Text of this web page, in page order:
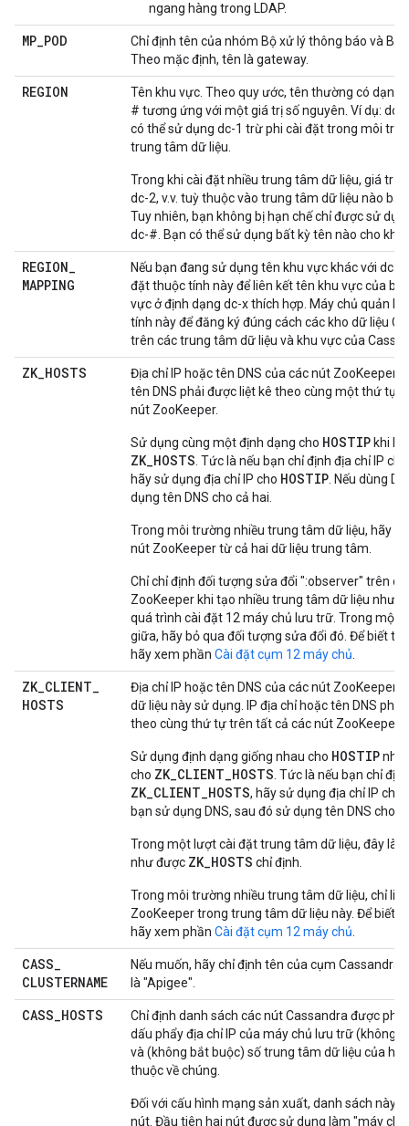
ngang hàng trong LDAP.
MP_POD
Chỉ định tên của nhóm Bộ xử lý thông báo và Bộ
Theo mặc định, tên là gateway.
REGION
Tên khu vực. Theo quy ước, tên thường có dạng
# tương ứng với một giá trị số nguyên. Ví dụ: dc-
có thể sử dụng dc-1 trừ phi cài đặt trong môi
trung tâm dữ liệu.
Trong khi cài đặt nhiều trung tâm dữ liệu, giá trị
dc-2, v.v. tuỳ thuộc vào trung tâm dữ liệu nào
Tuy nhiên, bạn không bị hạn chế chỉ được sử
dc-#. Bạn có thể sử dụng bất kỳ tên nào cho khu
REGION_
MAPPING
Nếu bạn đang sử dụng tên khu vực khác với dc-1,
đặt thuộc tính này để liên kết tên khu vực của
vực ở định dạng dc-x thích hợp. Máy chủ quản lý
tính này để đăng ký đúng cách các kho dữ liệu
trên các trung tâm dữ liệu và khu vực của
ZK_HOSTS
Địa chỉ IP hoặc tên DNS của các nút ZooKeeper.
tên DNS phải được liệt kê theo cùng một thứ tự
nút ZooKeeper.
Sử dụng cùng một định dạng cho HOSTIP khi
ZK_HOSTS . Tức là nếu bạn chỉ định địa chỉ IP
hãy sử dụng địa chỉ IP cho HOSTIP . Nếu dùng
dụng tên DNS cho cả hai.
Trong môi trường nhiều trung tâm dữ liệu, hãy
nút ZooKeeper từ cả hai dữ liệu trung tâm.
Chỉ chỉ định đối tượng sửa đổi ":observer" trên
ZooKeeper khi tạo nhiều trung tâm dữ liệu như
quá trình cài đặt 12 máy chủ lưu trữ. Trong một
giữa, hãy bỏ qua đối tượng sửa đổi đó. Để biết
hãy xem phần Cài đặt cụm 12 máy chủ
ZK_CLIENT_
HOSTS
Địa chỉ IP hoặc tên DNS của các nút ZooKeeper
dữ liệu này sử dụng. IP địa chỉ hoặc tên DNS
theo cùng thứ tự trên tất cả các nút ZooKeeper.
Sử dụng định dạng giống nhau cho HOSTIPnhư
cho ZK_CLIENT_HOSTS . Tức là nếu bạn chỉ
ZK_CLIENT_HOSTS, hãy sử dụng địa chỉ IP cho
bạn sử dụng DNS, sau đó sử dụng tên DNS cho
Trong một lượt cài đặt trung tâm dữ liệu, đây là
như được ZK_HOSTS chỉ định.
Trong môi trường nhiều trung tâm dữ liệu, chỉ
ZooKeeper trong trung tâm dữ liệu này. Để biết
hãy xem phần Cài đặt cụm 12 máy chủ
CASS_
CLUSTERNAME
Nếu muốn, hãy chỉ định tên của cụm Cassandra.
là "Apigee".
CASS_HOSTS
Chỉ định danh sách các nút Cassandra được
dấu phẩy địa chỉ IP của máy chủ lưu trữ (không
và (không bắt buộc) số trung tâm dữ liệu của họ
thuộc về chúng.
Đối với cấu hình mạng sản xuất, danh sách này
nút. Đầu tiên hai nút được sử dụng làm "máy chủ